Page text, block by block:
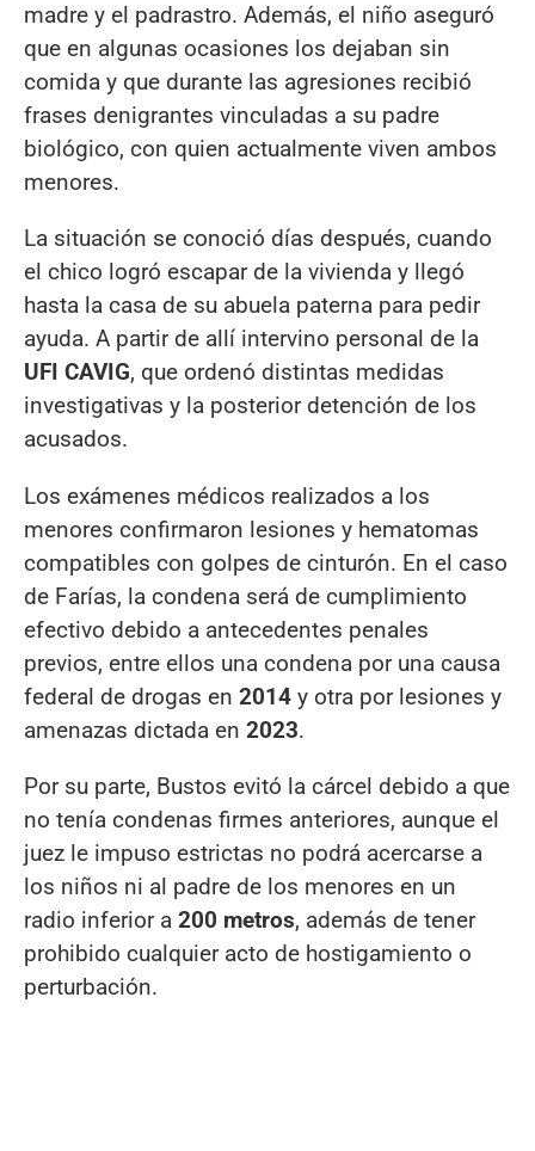
madre y el padrastro. Además, el niño aseguró
que en algunas ocasiones los dejaban sin
comida y que durante las agresiones recibió
frases denigrantes vinculadas a su padre
biológico, con quien actualmente viven ambos
menores.
La situación se conoció días después, cuando
el chico logró escapar de la vivienda y llegó
hasta la casa de su abuela paterna para pedir
ayuda. A partir de allí intervino personal de la
UFI CAVIG, que ordenó distintas medidas
investigativas y la posterior detención de los
acusados.
Los exámenes médicos realizados a los
menores confirmaron lesiones y hematomas
compatibles con golpes de cinturón. En el caso
de Farías, la condena será de cumplimiento
efectivo debido a antecedentes penales
previos, entre ellos una condena por una causa
federal de drogas en 2014 y otra por lesiones y
amenazas dictada en 2023.
Por su parte, Bustos evitó la cárcel debido a que
no tenía condenas firmes anteriores, aunque el
juez le impuso estrictas no podrá acercarse a
los niños ni al padre de los menores en un
radio inferior a 200 metros, además de tener
prohibido cualquier acto de hostigamiento o
perturbación.